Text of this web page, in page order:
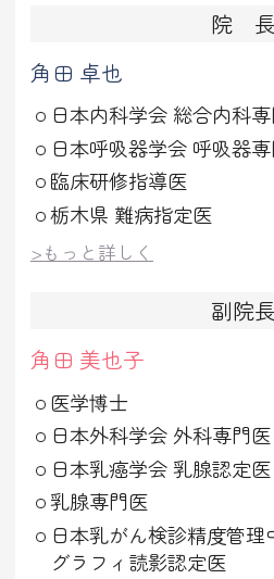
院 長
角田 卓也
日本内科学会 総合内科
日本呼吸器学会 呼吸器
臨床研修指導医
栃木県 難病指定医
>もっと詳しく
副院長
角田 美也子
医学博士
日本外科学会 外科専門医
日本乳癌学会 乳腺認定医
乳腺専門医
日本乳がん検診精度管
グラフィ読影認定医